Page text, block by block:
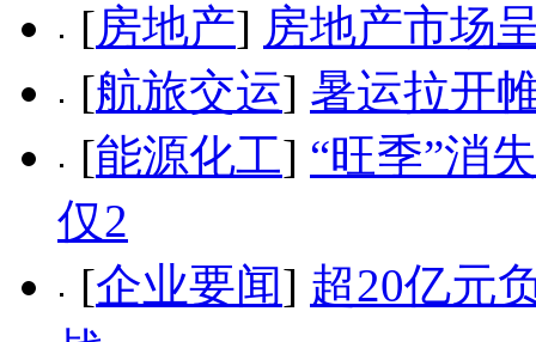
[房地产] 房地产市场
[航旅交运] 暑运拉开
[能源化工] “旺季”消
仅2
[企业要闻] 超20亿元